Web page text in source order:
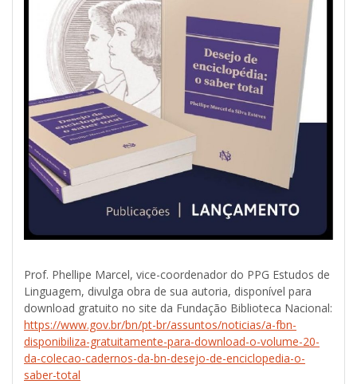
Prof. Phellipe Marcel, vice-coordenador do PPG Estudos de
Linguagem, divulga obra de sua autoria, disponível para
download gratuito no site da Fundação Biblioteca Nacional:
https://www.gov.br/bn/pt-br/assuntos/noticias/a-fbn-
disponibiliza-gratuitamente-para-download-o-volume-20-
da-colecao-cadernos-da-bn-desejo-de-enciclopedia-o-
saber-total